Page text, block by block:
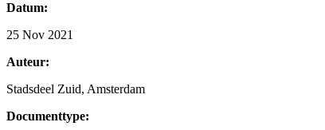
Datum:
25 Nov 2021
Auteur:
Stadsdeel Zuid, Amsterdam
Documenttype: